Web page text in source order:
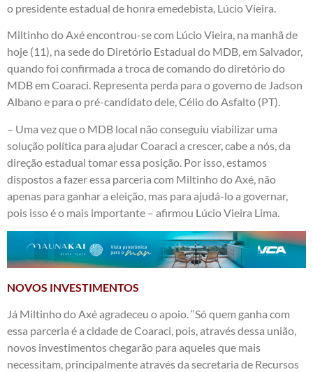
o presidente estadual de honra emedebista, Lúcio Vieira.
Miltinho do Axé encontrou-se com Lúcio Vieira, na manhã de
hoje (11), na sede do Diretório Estadual do MDB, em Salvador,
quando foi confirmada a troca de comando do diretório do
MDB em Coaraci. Representa perda para o governo de Jadson
Albano e para o pré-candidato dele, Célio do Asfalto (PT).
– Uma vez que o MDB local não conseguiu viabilizar uma
solução política para ajudar Coaraci a crescer, cabe a nós, da
direção estadual tomar essa posição. Por isso, estamos
dispostos a fazer essa parceria com Miltinho do Axé, não
apenas para ganhar a eleição, mas para ajudá-lo a governar,
pois isso é o mais importante – afirmou Lúcio Vieira Lima.
NOVOS INVESTIMENTOS
Já Miltinho do Axé agradeceu o apoio. “Só quem ganha com
essa parceria é a cidade de Coaraci, pois, através dessa união,
novos investimentos chegarão para aqueles que mais
necessitam, principalmente através da secretaria de Recursos